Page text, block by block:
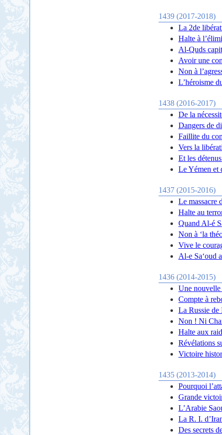
1439 (2017-2018)
La 2de
Halte à
Al-Quds
Avoir une
Non à
L’héroisme
1438 (2016-2017)
De la
Dangers de
Faillite du
Vers la
Et les
Le Yémen et
1437 (2015-2016)
Le massacre
Halte au
Quand Al-é
Non à ‘la
Vive le
Al-e Sa‘oud
1436 (2014-2015)
Une
Compte à
La Russie de
Non ! Ni
Halte aux
Révélations
Victoire
1435 (2013-2014)
Pourquoi
Grande
L’Arabie
La R. I.
Des secrets